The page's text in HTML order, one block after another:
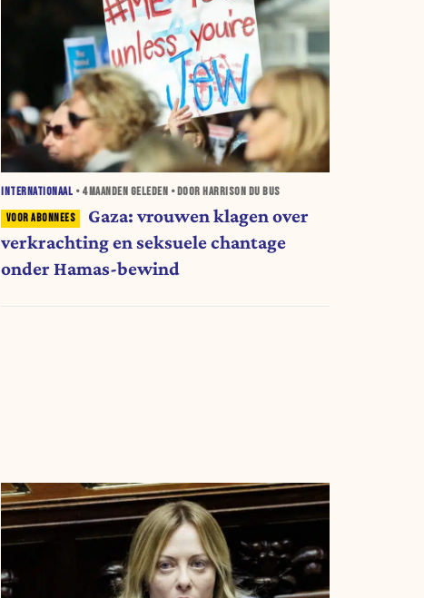
INTERNATIONAAL • 4 MAANDEN GELEDEN • DOOR HARRISON DU BUS
Gaza: vrouwen klagen over
verkrachting en seksuele chantage
onder Hamas-bewind